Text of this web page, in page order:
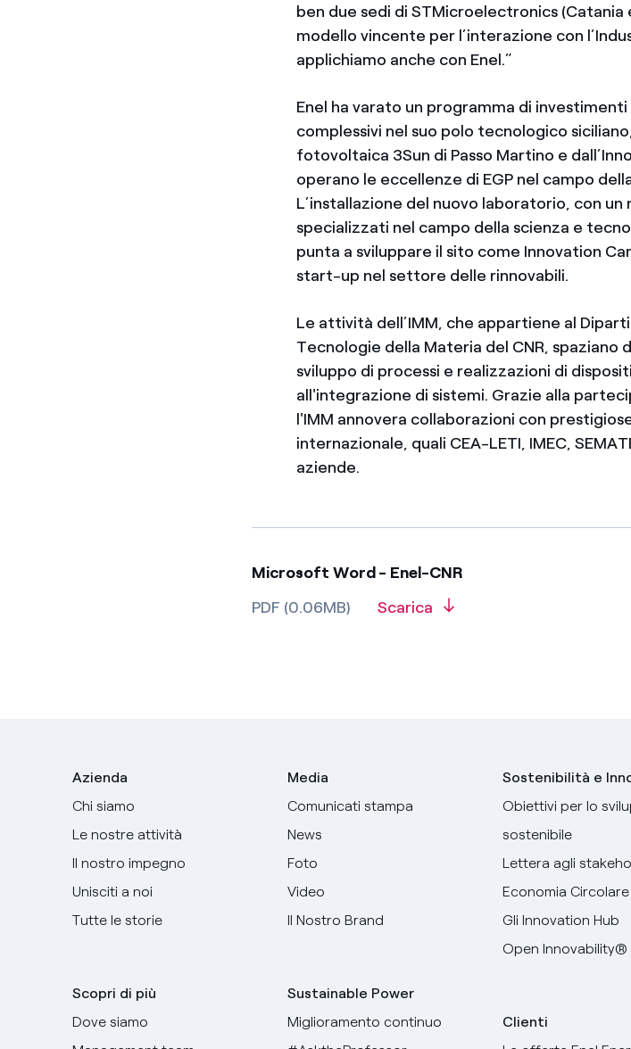
ben due sedi di STMicroelectronics
modello vincente per l’interazione con
applichiamo anche con Enel.”
Enel ha varato un programma di
complessivi nel suo polo tecnologico
fotovoltaica 3Sun di Passo Martino e
operano le eccellenze di EGP nel campo
L’installazione del nuovo laboratorio, con
specializzati nel campo della scienza e
punta a sviluppare il sito come Innovation
start-up nel settore delle rinnovabili.
Le attività dell’IMM, che appartiene al
Tecnologie della Materia del CNR, spaziano
sviluppo di processi e realizzazioni di
all'integrazione di sistemi. Grazie alla
l'IMM annovera collaborazioni con
internazionale, quali CEA-LETI, IMEC,
aziende.
Microsoft Word - Enel-CNR
PDF (0.06MB)
Scarica
Azienda
Chi siamo
Le nostre attività
Il nostro impegno
Unisciti a noi
Tutte le storie
Scopri di più
Dove siamo
Media
Comunicati stampa
News
Foto
Video
Il Nostro Brand
Sustainable Power
Miglioramento continuo
Sostenibilità e
Obiettivi per lo
sostenibile
Lettera agli
Economia Circolare
Gli Innovation Hub
Open Innovability®
Clienti